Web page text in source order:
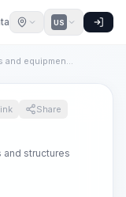
US
Steaming of the surfaces of pipelines and equipment installe...
Share
structures